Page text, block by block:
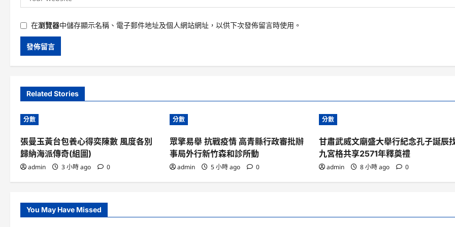
在瀏覽器中儲存顯示名稱、電子郵件地址及個人網站網址，以供下次發佈留言時使用。
Related Stories
分數
張曼玉黃台包養心得奕陳數 風度各別
歸納海派傳奇(組圖)
admin 3 小時 ago 0
分數
眾擎易舉 抗戰疫情 高青縣行政審批辦
事局外行新竹森和診所動
admin 5 小時 ago 0
分數
甘肅武威文廟盛大舉行紀念孔子誕辰
九宮格共享2571年釋奠禮
admin 8 小時 ago 0
You May Have Missed